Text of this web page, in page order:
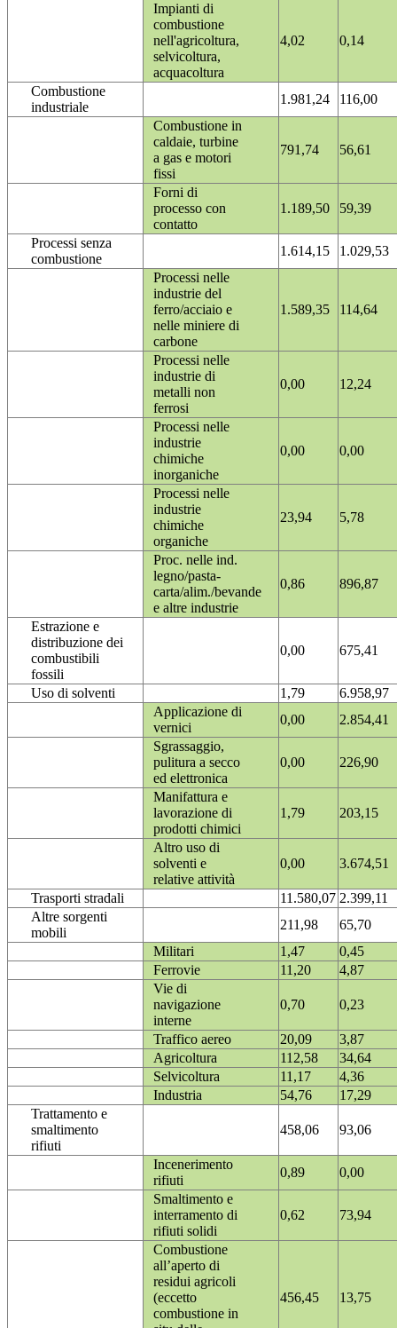
Impianti di
combustione
nell'agricoltura,
selvicoltura,
acquacoltura
4,02 0,14
Combustione
industriale
1.981,24
116,00
Combustione in
caldaie, turbine
a gas e motori
fissi
791,74 56,61
Forni di
processo con
contatto
1.189,50 59,39
Processi senza
combustione
1.614,15
1.029,53
Processi nelle
industrie del
ferro/acciaio e
nelle miniere di
carbone
1.589,35 114,64
Processi nelle
industrie di
metalli non
ferrosi
0,00 12,24
Processi nelle
industrie
chimiche
inorganiche
0,00 0,00
Processi nelle
industrie
chimiche
organiche
23,94 5,78
Proc. nelle ind.
legno/pasta-
carta/alim./bevande
e altre industrie
0,86 896,87
Estrazione e
distribuzione dei
combustibili
fossili
0,00 675,41
Uso di solventi 1,79
6.958,97
Applicazione di
vernici
0,00
2.854,41
Sgrassaggio,
pulitura a secco
ed elettronica
0,00 226,90
Manifattura e
lavorazione di
prodotti chimici
1,79 203,15
Altro uso di
solventi e
relative attività
0,00 3.674,51
Trasporti stradali 11.580,07 2.399,11
Altre sorgenti
mobili
211,98
65,70
Militari
1,47
0,45
Ferrovie
11,20
4,87
Vie di
navigazione
interne
0,70 0,23
Traffico aereo 20,09
3,87
Agricoltura
112,58
34,64
Selvicoltura
11,17
4,36
Industria
54,76
17,29
Trattamento e
smaltimento
rifiuti
458,06 93,06
Incenerimento
rifiuti
0,89
0,00
Smaltimento e
interramento di
rifiuti solidi
0,62 73,94
Combustione
all’aperto di
residui agricoli
(eccetto
combustione in
456,45 13,75